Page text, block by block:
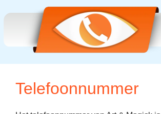
Telefoonnummer